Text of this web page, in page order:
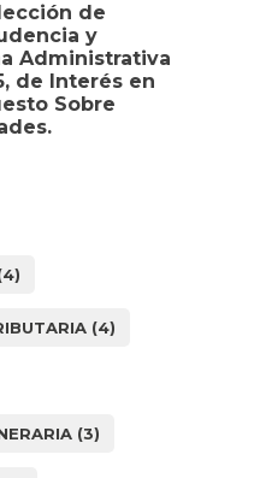
de
y
Administrativa
de Interés en
Sobre
(4)
(3)